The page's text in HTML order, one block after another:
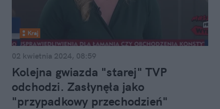
Kraj
02 kwietnia 2024, 08:59
Kolejna gwiazda "starej" TVP
odchodzi. Zasłynęła jako
"przypadkowy przechodzień"